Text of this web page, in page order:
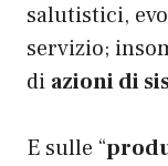
salutistici,
servizio;
di azioni di
E sulle “